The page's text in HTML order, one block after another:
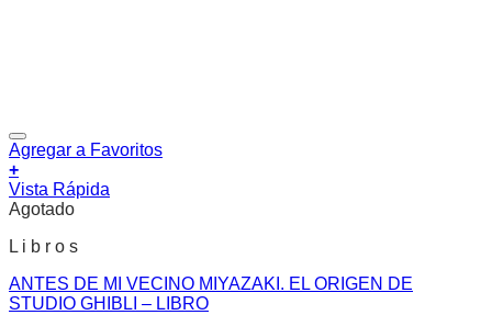
Agregar a Favoritos
+
Vista Rápida
Agotado
L i b r o s
ANTES DE MI VECINO MIYAZAKI. EL ORIGEN DE
STUDIO GHIBLI – LIBRO